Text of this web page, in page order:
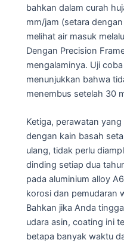
bahkan dalam curah
mm/jam (setara
melihat air masuk
Dengan Precision
mengalaminya. Uji
menunjukkan bahwa
menembus setelah 30
Ketiga, perawatan
dengan kain basah
ulang, tidak perlu
dinding setiap dua
pada aluminium alloy
korosi dan pemudaran
Bahkan jika Anda
udara asin, coating ini
betapa banyak waktu